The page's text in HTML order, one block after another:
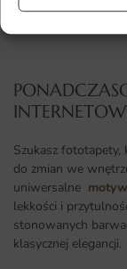
Szukasz fototapety,
do zmian we
uniwersalne
lekkości i
stonowanych
klasycznej elegancji.